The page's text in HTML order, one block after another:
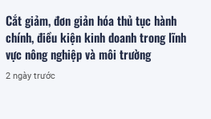
Cắt giảm, đơn giản hóa thủ tục hành
chính, điều kiện kinh doanh trong lĩnh
vực nông nghiệp và môi trường
2 ngày trước